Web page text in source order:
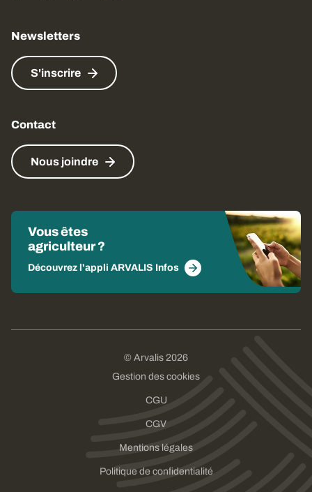
Newsletters
S'inscrire
Contact
Nous joindre
Vous êtes
agriculteur ?
Découvrez l'appli ARVALIS Infos
© Arvalis 2026
Gestion des cookies
CGU
CGV
Mentions légales
Politique de confidentialité